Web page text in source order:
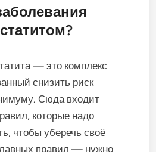
— это комплекс
снизить риск
Сюда входит
которые надо
чтобы уберечь своё
правил — нужно